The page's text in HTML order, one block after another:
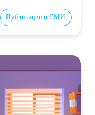
Публикации в СМИ